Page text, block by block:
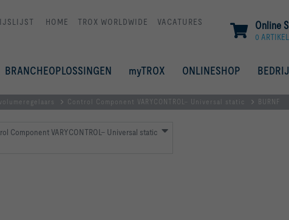
HOME TROX WORLDWIDE VACATURES Online
0 ARTIKEL
BRANCHEOPLOSSINGEN myTROX ONLINESHOP
Control Component VARYCONTROL– Universal static BURNF
Component VARYCONTROL– Universal static